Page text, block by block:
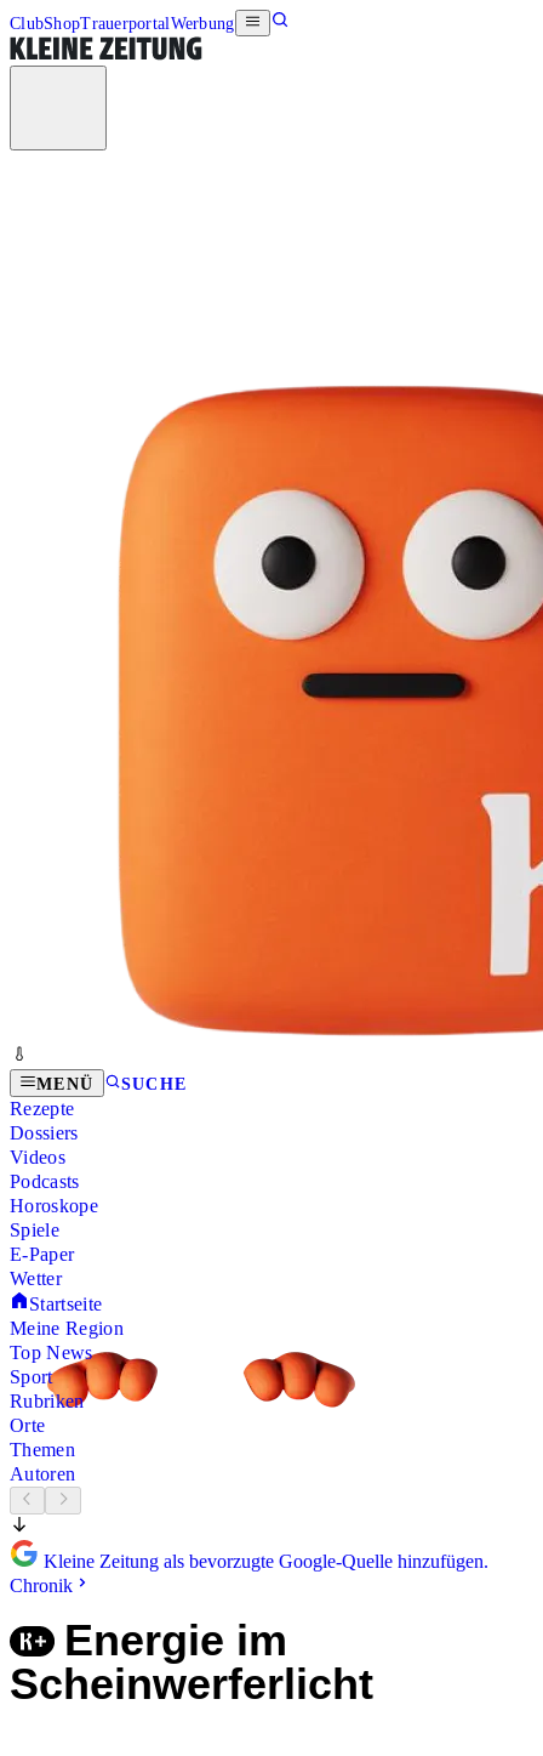
ClubShopTrauerportalWerbung
MENÜ SUCHE
Rezepte
Dossiers
Videos
Podcasts
Horoskope
Spiele
E-Paper
Wetter
Startseite
Meine Region
Top News
Sport
Rubriken
Orte
Themen
Autoren
Kleine Zeitung als bevorzugte Google-Quelle hinzufügen.
Chronik
Energie im
Scheinwerferlicht